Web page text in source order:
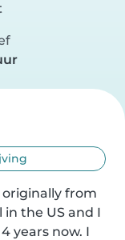
originally from
the US and I
years now. I